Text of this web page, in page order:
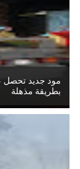
بطريقة مذهلة